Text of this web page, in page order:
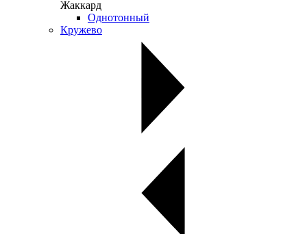
Жаккард
Однотонный
Кружево